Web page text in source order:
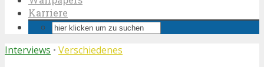
Karriere
Interviews • Verschiedenes